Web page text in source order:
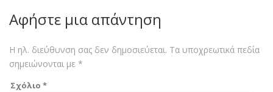
Αφήστε μια απάντηση
Η ηλ. διεύθυνση σας δεν δημοσιεύεται. Τα υποχρεωτικά πεδία
σημειώνονται με *
Σχόλιο *